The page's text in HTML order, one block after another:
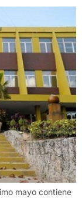
mayo contiene